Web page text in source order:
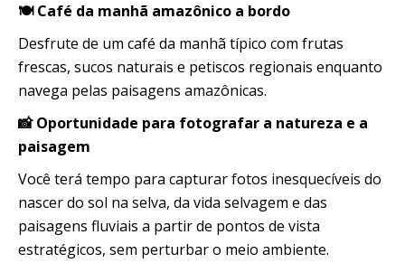
🍽️ Café da manhã amazônico a bordo
Desfrute de um café da manhã típico com frutas
frescas, sucos naturais e petiscos regionais enquanto
navega pelas paisagens amazônicas.
📸 Oportunidade para fotografar a natureza e a
paisagem
Você terá tempo para capturar fotos inesquecíveis do
nascer do sol na selva, da vida selvagem e das
paisagens fluviais a partir de pontos de vista
estratégicos, sem perturbar o meio ambiente.